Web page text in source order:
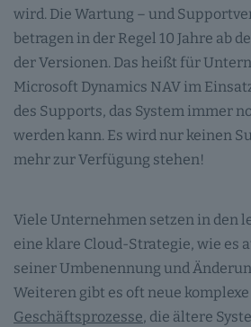
wird. Die Wartung – und
betragen in der Regel 10 Jahre ab
der Versionen. Das heißt für
Microsoft Dynamics NAV im
des Supports, das System immer
werden kann. Es wird nur keinen
mehr zur Verfügung stehen!
Viele Unternehmen setzen in den
eine klare Cloud-Strategie, wie es
seiner Umbenennung und
Weiteren gibt es oft neue
Geschäftsprozesse, die ältere